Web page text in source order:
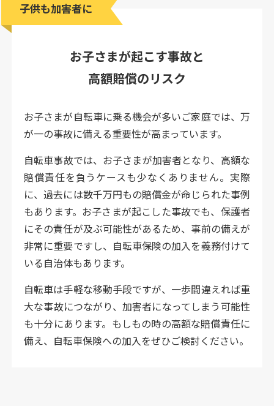
子供も加害者に
お子さまが起こす事故と
高額賠償のリスク
お子さまが自転車に乗る機会が多いご家庭では、万
が一の事故に備える重要性が高まっています。
自転車事故では、お子さまが加害者となり、高額な
賠償責任を負うケースも少なくありません。実際
に、過去には数千万円もの賠償金が命じられた事例
もあります。お子さまが起こした事故でも、保護者
にその責任が及ぶ可能性があるため、事前の備えが
非常に重要ですし、自転車保険の加入を義務付けて
いる自治体もあります。
自転車は手軽な移動手段ですが、一歩間違えれば重
大な事故につながり、加害者になってしまう可能性
も十分にあります。もしもの時の高額な賠償責任に
備え、自転車保険への加入をぜひご検討ください。